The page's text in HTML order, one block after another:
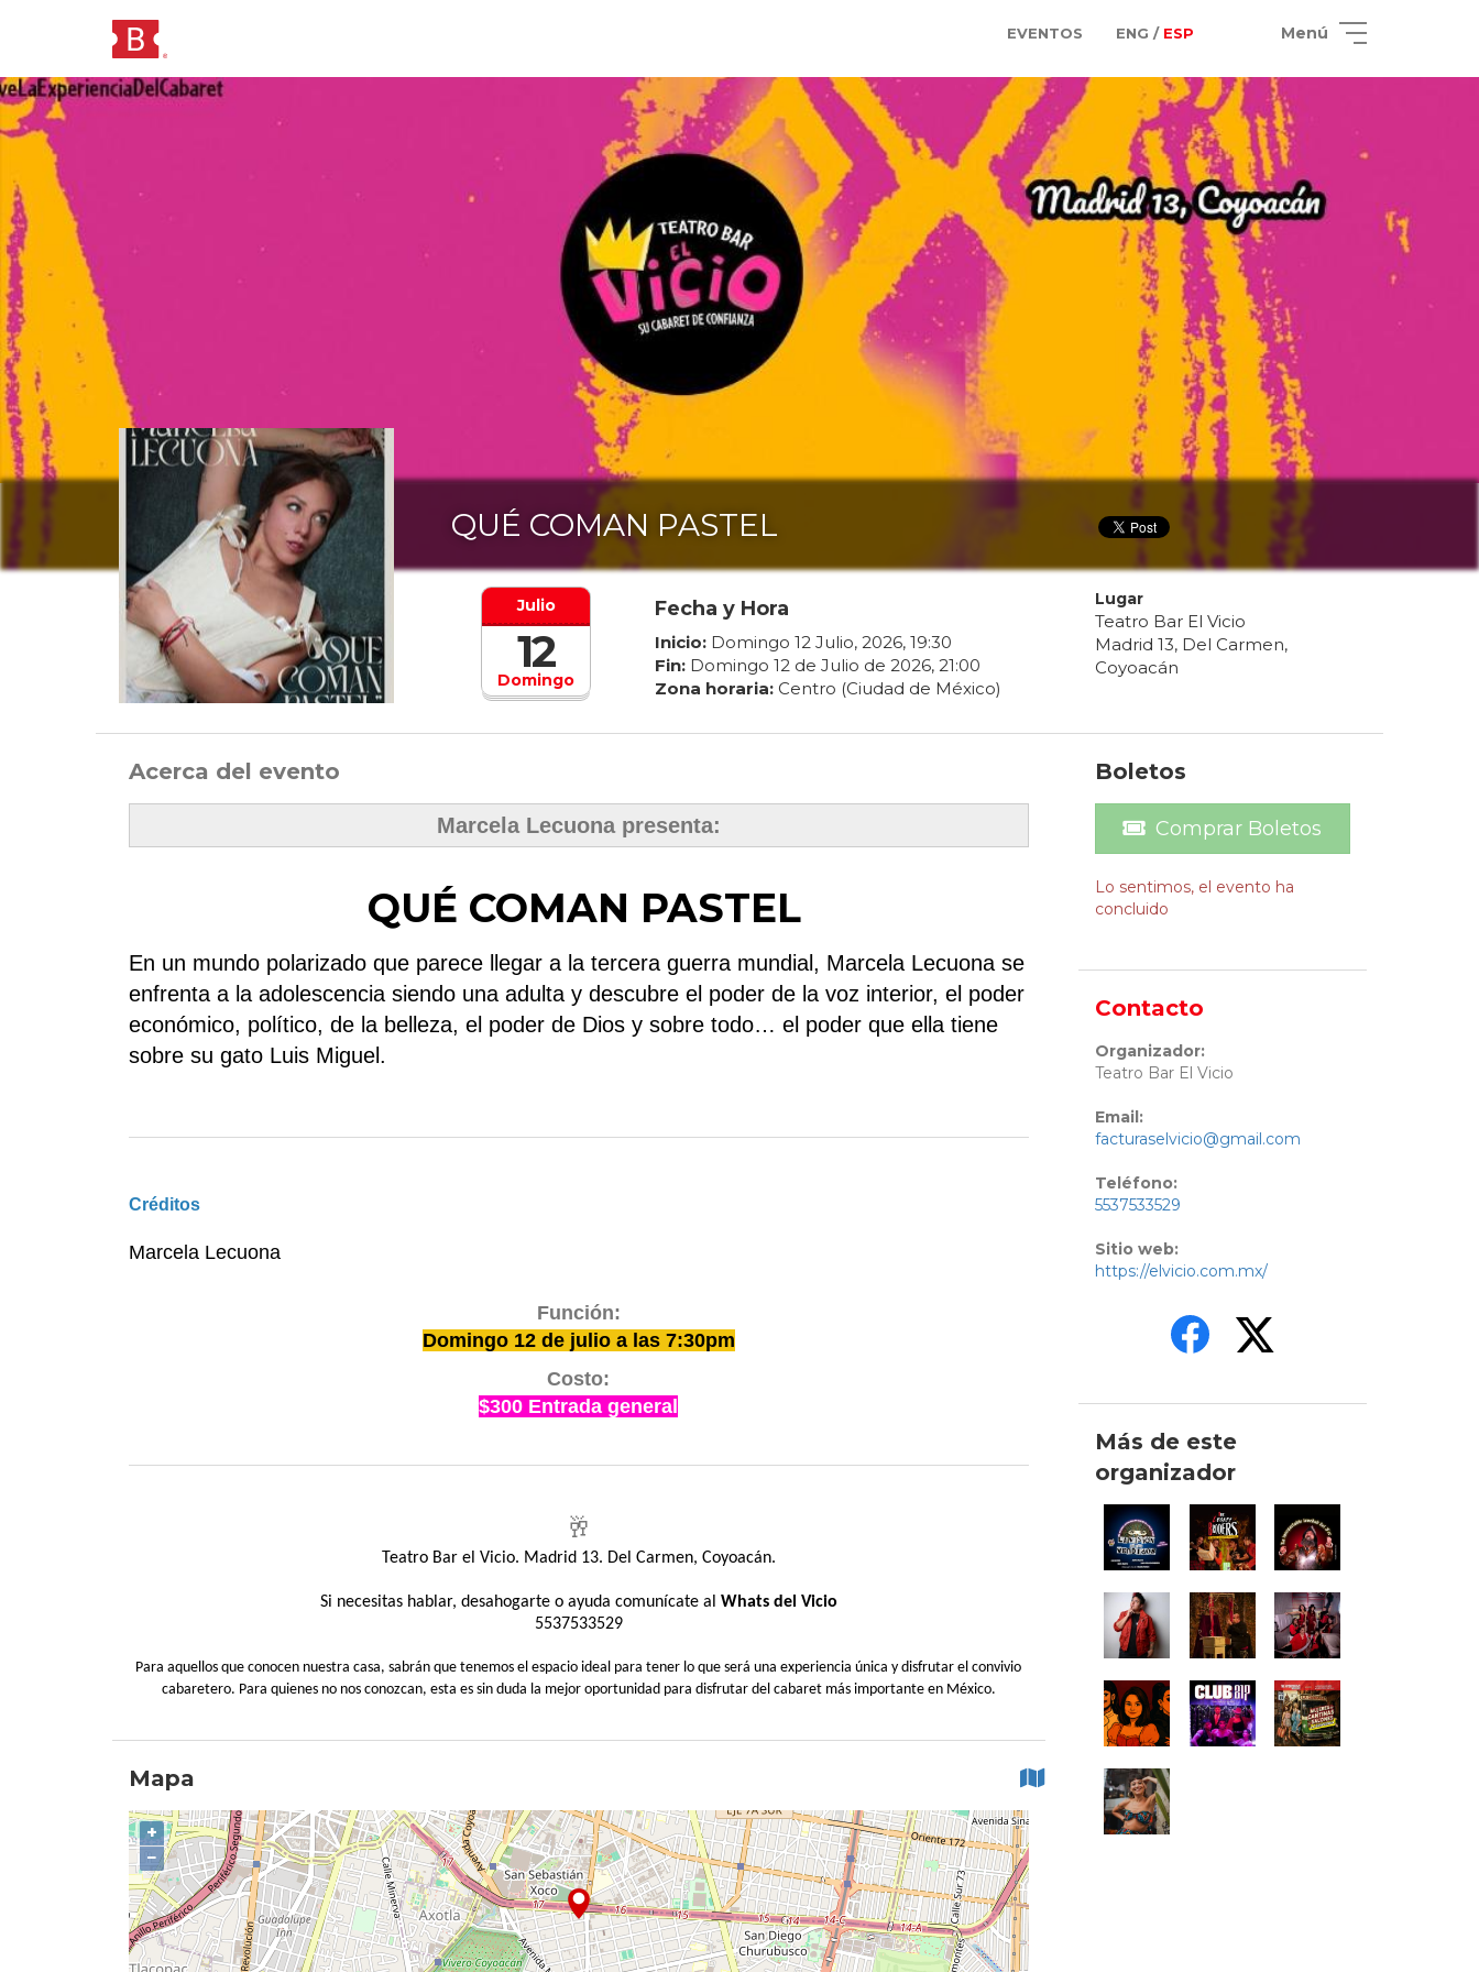
EVENTOS ENG / ESP Menú
QUÉ COMAN PASTEL
Domingo
Julio
12
Fecha y Hora
Inicio: Domingo 12 Julio, 2026, 19:30
Fin: Domingo 12de Julio de 2026, 21:00
Zona horaria: Centro (Ciudad de México)
Lugar
Teatro Bar El Vicio
Madrid 13, Del Carmen,
Coyoacán
Acerca del evento
Marcela Lecuona presenta:
QUÉ COMAN PASTEL
En un mundo polarizado que parece llegar a la tercera guerra mundial, Marcela Lecuona se
enfrenta a la adolescencia siendo una adulta y descubre el poder de la voz interior, el poder
económico, político, de la belleza, el poder de Dios y sobre todo… el poder que ella tiene
sobre su gato Luis Miguel.
Créditos
Marcela Lecuona
Función:
Domingo 12 de julio a las 7:30pm
Costo:
$300 Entrada general
🥂
Teatro Bar el Vicio. Madrid 13. Del Carmen, Coyoacán.
Si necesitas hablar, desahogarte o ayuda comunícate al Whats del Vicio
5537533529
Para aquellos que conocen nuestra casa, sabrán que tenemos el espacio ideal para tener lo que será una experiencia única y disfrutar el convivio
cabaretero. Para quienes no nos conozcan, esta es sin duda la mejor oportunidad para disfrutar del cabaret más importante en México.
Mapa
+
−
Boletos
Comprar Boletos
Lo sentimos, el evento ha
concluido
Contacto
Organizador:
Teatro Bar El Vicio
Email:
facturaselvicio@gmail.com
Teléfono:
5537533529
Sitio web:
https://elvicio.com.mx/
Más de este
organizador